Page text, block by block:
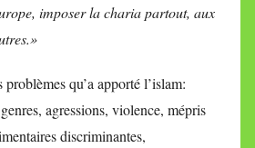
imposer la charia partout, aux
problèmes qu’a apporté l’islam:
agressions, violence, mépris
discriminantes,